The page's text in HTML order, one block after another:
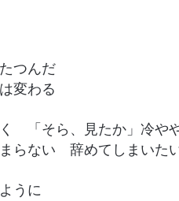
つんだ
変わる
「そら、見たか」冷や
らない 辞めてしまいた
うに